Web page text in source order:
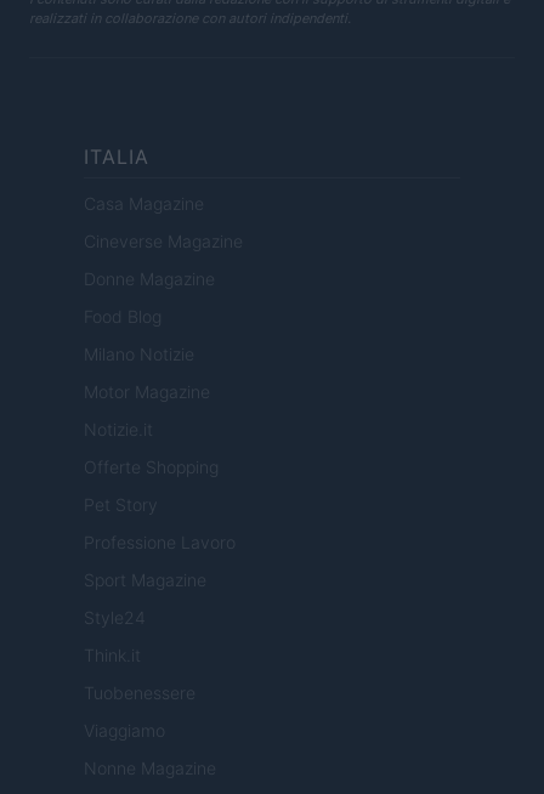
realizzati in collaborazione con autori indipendenti.
ITALIA
Casa Magazine
Cineverse Magazine
Donne Magazine
Food Blog
Milano Notizie
Motor Magazine
Notizie.it
Offerte Shopping
Pet Story
Professione Lavoro
Sport Magazine
Style24
Think.it
Tuobenessere
Viaggiamo
Nonne Magazine